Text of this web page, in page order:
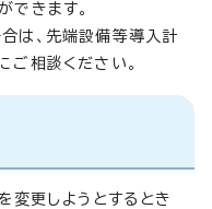
できます。
は、先端設備等導入計
ご相談ください。
変更しようとするとき